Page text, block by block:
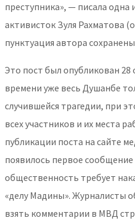
преступника», — писала одна
активисток Зуля Рахматова
пунктуация автора
Это пост был опубликован 28
времени уже весь Душанбе
случившейся трагедии, при
всех участников и их места
публикации поста на сайте
появилось первое
общественность требует
«делу Мадины». Журналисты
взять комментарии в МВД